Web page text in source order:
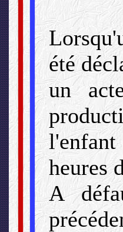
été
un
l'enfant
heures
A